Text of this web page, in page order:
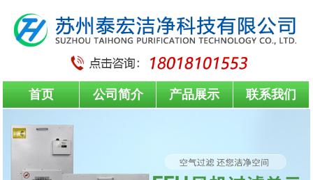
首页 公司简介 产品展示 联系我们